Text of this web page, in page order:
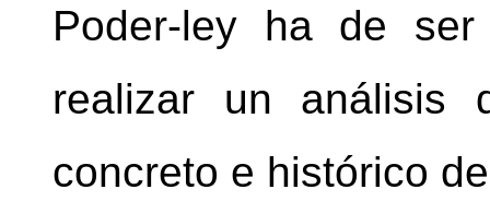
Poder-ley ha de
realizar un
concreto e histórico